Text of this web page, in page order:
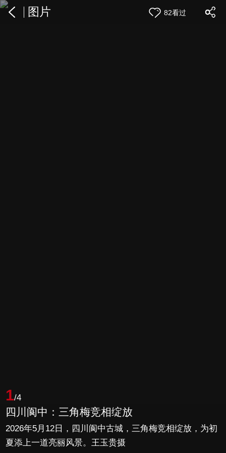
图片 82看过
1/4
四川阆中：三角梅竞相绽放
2026年5月12日，四川阆中古城，三角梅竞相绽放，为初
夏添上一道亮丽风景。王玉贵摄